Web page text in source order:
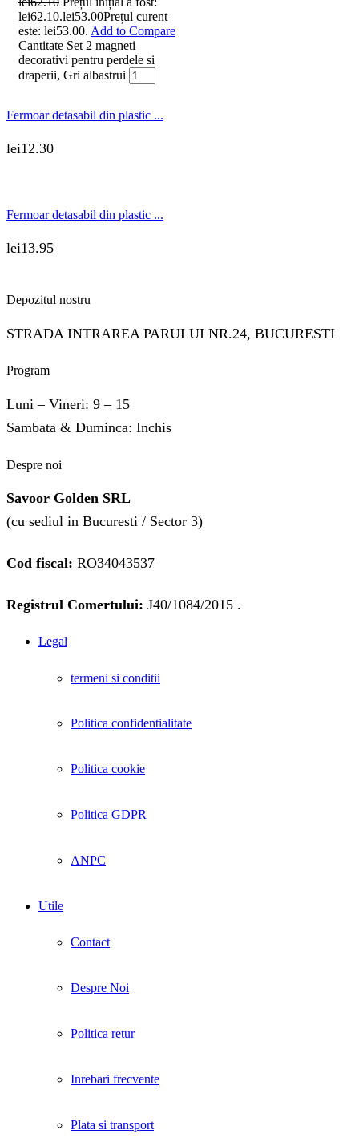
lei62.10.lei53.00Prețul curent
este: lei53.00. Add to Compare
Cantitate Set 2 magneti
decorativi pentru perdele si
draperii, Gri albastrui
Fermoar detasabil din plastic ...
lei12.30
Fermoar detasabil din plastic ...
lei13.95
Depozitul nostru
STRADA INTRAREA PARULUI NR.24, BUCURESTI
Program
Luni – Vineri: 9 – 15
Sambata & Duminca: Inchis
Despre noi
Savoor Golden SRL
(cu sediul in Bucuresti / Sector 3)
Cod fiscal: RO34043537
Registrul Comertului: J40/1084/2015 .
Legal
termeni si conditii
Politica confidentialitate
Politica cookie
Politica GDPR
ANPC
Utile
Contact
Despre Noi
Politica retur
Inrebari frecvente
Plata si transport